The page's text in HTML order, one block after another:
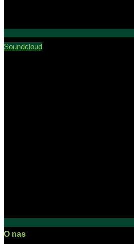
Soundcloud
O nas